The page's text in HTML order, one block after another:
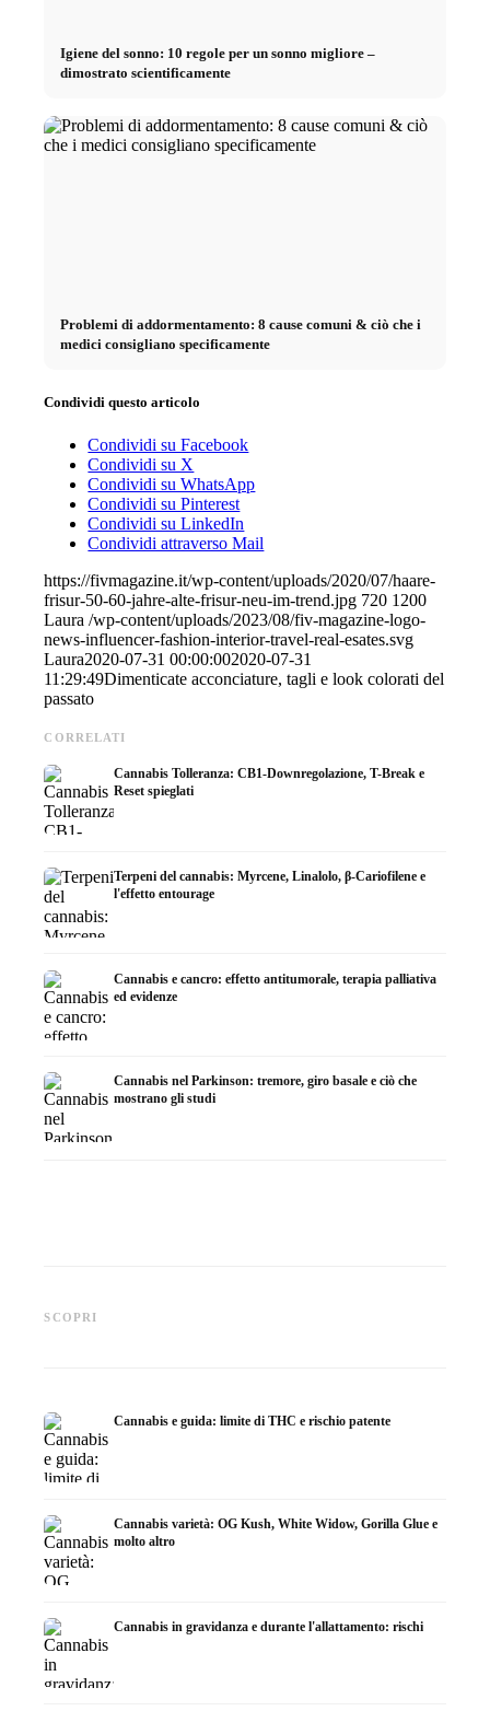
Igiene del sonno: 10 regole per un sonno migliore –
dimostrato scientificamente
Problemi di addormentamento: 8 cause comuni & ciò che i
medici consigliano specificamente
Condividi questo articolo
Condividi su Facebook
Condividi su X
Condividi su WhatsApp
Condividi su Pinterest
Condividi su LinkedIn
Condividi attraverso Mail
https://fivmagazine.it/wp-content/uploads/2020/07/haare-
frisur-50-60-jahre-alte-frisur-neu-im-trend.jpg 720 1200
Laura /wp-content/uploads/2023/08/fiv-magazine-logo-
news-influencer-fashion-interior-travel-real-esates.svg
Laura2020-07-31 00:00:002020-07-31
11:29:49Dimenticate acconciature, tagli e look colorati del
passato
CORRELATI
Cannabis Tolleranza: CB1-Downregolazione, T-Break e
Reset spieglati
Terpeni del cannabis: Myrcene, Linalolo, β-Cariofilene e
l'effetto entourage
Cannabis e cancro: effetto antitumorale, terapia palliativa
ed evidenze
Cannabis nel Parkinson: tremore, giro basale e ciò che
mostrano gli studi
SCOPRI
automedicazione e ciò che
mostrano gli studi
Cannabis e guida: limite di THC e rischio patente
Cannabis varietà: OG Kush, White Widow, Gorilla Glue e
molto altro
Cannabis in gravidanza e durante l'allattamento: rischi